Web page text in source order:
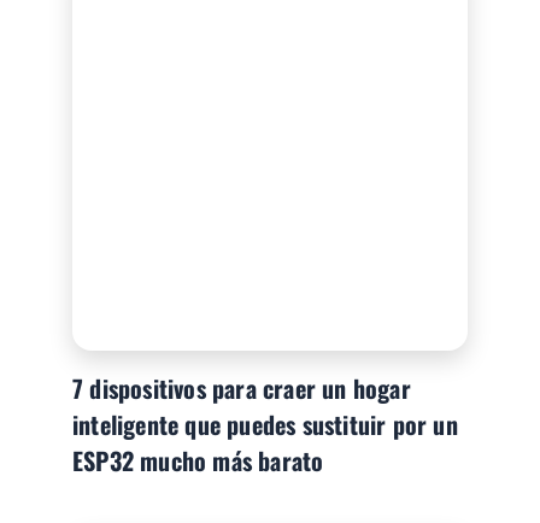
7 dispositivos para craer un hogar
inteligente que puedes sustituir por un
ESP32 mucho más barato